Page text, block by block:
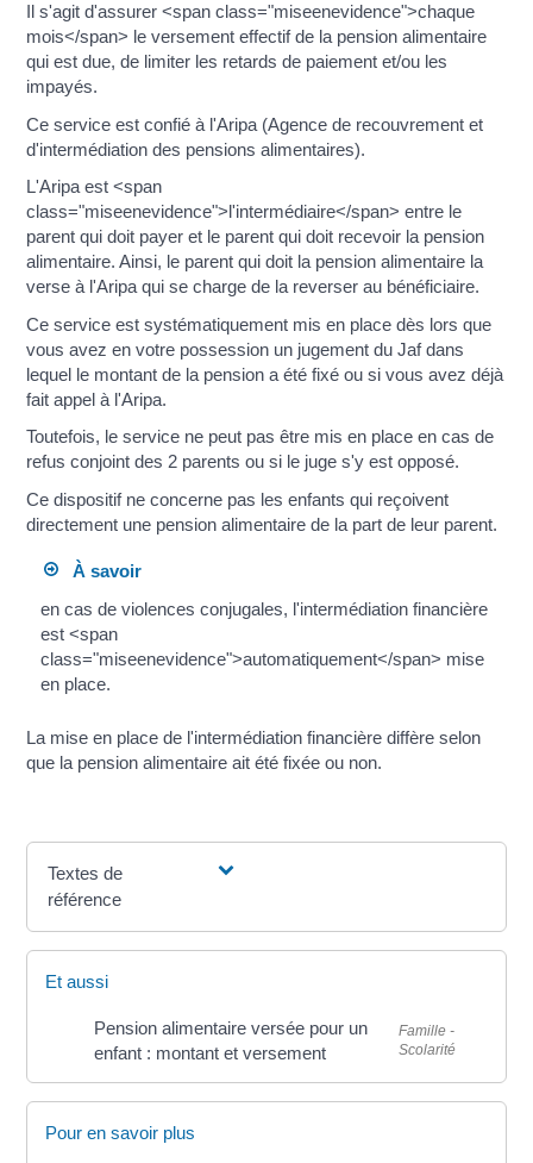
Il s'agit d'assurer <span class="miseenevidence">chaque
mois</span> le versement effectif de la pension alimentaire
qui est due, de limiter les retards de paiement et/ou les
impayés.
Ce service est confié à l'Aripa (Agence de recouvrement et
d'intermédiation des pensions alimentaires).
L'Aripa est <span
class="miseenevidence">l'intermédiaire</span> entre le
parent qui doit payer et le parent qui doit recevoir la pension
alimentaire. Ainsi, le parent qui doit la pension alimentaire la
verse à l'Aripa qui se charge de la reverser au bénéficiaire.
Ce service est systématiquement mis en place dès lors que
vous avez en votre possession un jugement du Jaf dans
lequel le montant de la pension a été fixé ou si vous avez déjà
fait appel à l'Aripa.
Toutefois, le service ne peut pas être mis en place en cas de
refus conjoint des 2 parents ou si le juge s'y est opposé.
Ce dispositif ne concerne pas les enfants qui reçoivent
directement une pension alimentaire de la part de leur parent.
À savoir
en cas de violences conjugales, l'intermédiation financière
est <span
class="miseenevidence">automatiquement</span> mise
en place.
La mise en place de l'intermédiation financière diffère selon
que la pension alimentaire ait été fixée ou non.
Textes de
référence
Et aussi
Pension alimentaire versée pour un
enfant : montant et versement
Famille -
Scolarité
Pour en savoir plus